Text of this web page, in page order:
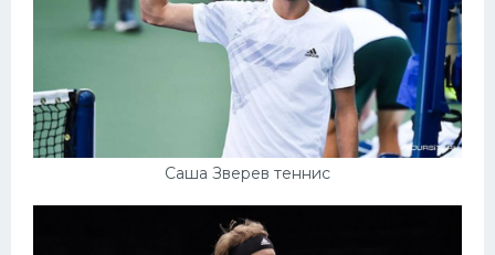
Саша Зверев теннис